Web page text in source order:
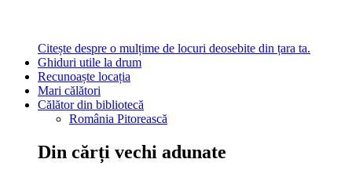
Citește despre o mulțime de locuri deosebite din țara ta.
Ghiduri utile la drum
Recunoaște locația
Mari călători
Călător din bibliotecă
România Pitorească
Din cărți vechi adunate